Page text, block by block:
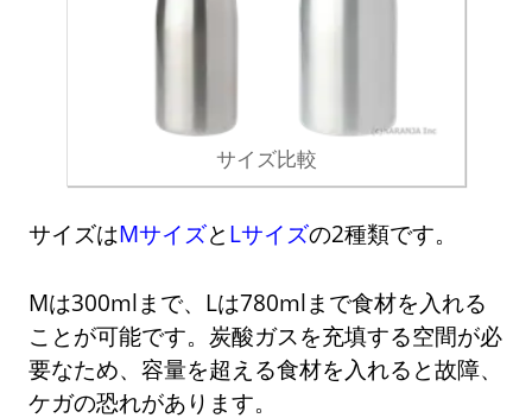
サイズ比較
サイズはMサイズと Lサイズの2種類です。
Mは300mlまで、Lは780mlまで食材を入れる
ことが可能です。炭酸ガスを充填する空間が必
要なため、容量を超える食材を入れると故障、
ケガの恐れがあります。